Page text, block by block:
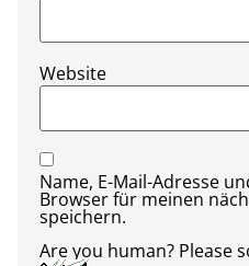
Website
Name, E-Mail-Adresse
Browser für meinen
speichern.
Are you human? Please